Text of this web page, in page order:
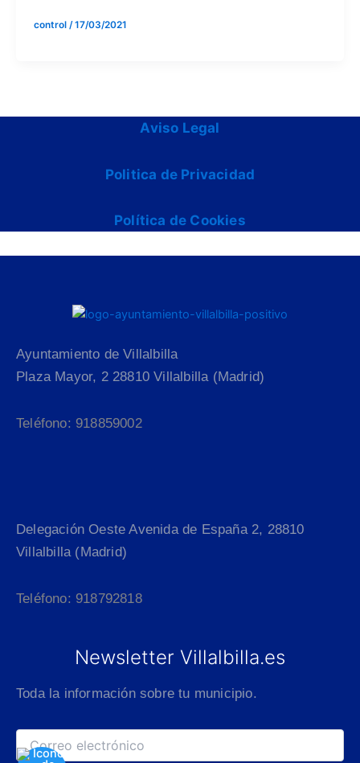
control /17/03/2021
Aviso Legal
Politica de Privacidad
Política de Cookies
Ayuntamiento de Villalbilla
Plaza Mayor, 2 28810 Villalbilla (Madrid)
Teléfono: 918859002
Delegación Oeste Avenida de España 2, 28810
Villalbilla (Madrid)
Teléfono: 918792818
Newsletter Villalbilla.es
Toda la información sobre tu municipio.